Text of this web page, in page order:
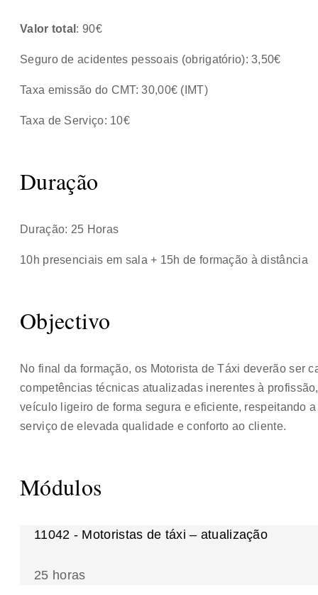
Valor total : 90€
Seguro de acidentes pessoais (obrigatório): 3,50€
Taxa emissão do CMT: 30,00€ (IMT)
Taxa de Serviço: 10€
Duração
Duração: 25 Horas
10h presenciais em sala + 15h de formação à distância
Objectivo
No final da formação, os Motorista de Táxi deverão ser
competências técnicas atualizadas inerentes à
veículo ligeiro de forma segura e eficiente, respeitando
serviço de elevada qualidade e conforto ao cliente.
Módulos
11042 - Motoristas de táxi – atualização
25 horas